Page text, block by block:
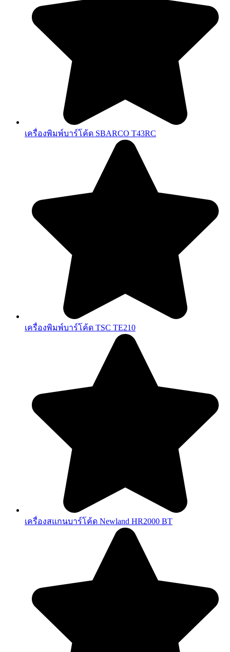
เครื่องพิมพ์บาร์โค้ด SBARCO T43RC
เครื่องพิมพ์บาร์โค้ด TSC TE210
เครื่องสแกนบาร์โค้ด Newland HR2000 BT